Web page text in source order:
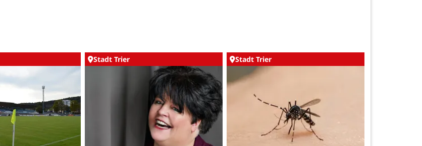
Stadt Trier Stadt Trier